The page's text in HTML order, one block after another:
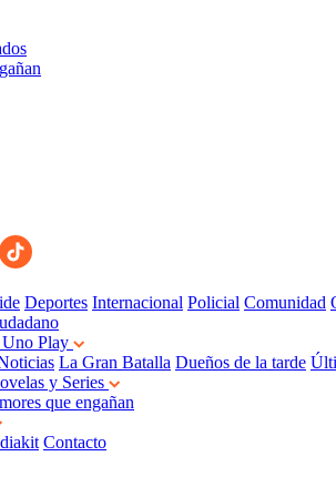
Deportes Internacional Policial Comunidad
Play
La Gran Batalla Dueños de la tarde
y Series
que engañan
Contacto